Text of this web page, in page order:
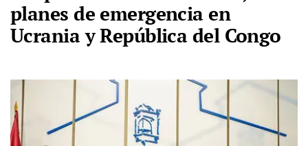
planes de emergencia en
Ucrania y República del Congo